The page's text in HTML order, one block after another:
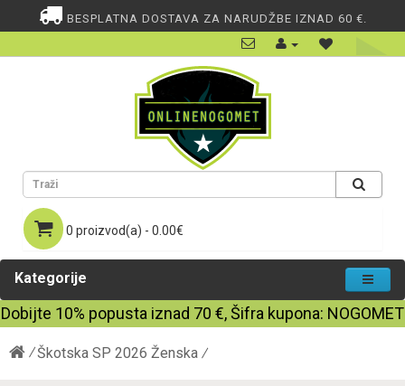
BESPLATNA DOSTAVA ZA NARUDŽBE IZNAD 60 €.
0 proizvod(a) - 0.00€
Kategorije
Dobijte 10% popusta iznad 70 €, Šifra kupona: NOGOMET
Škotska SP 2026 Ženska